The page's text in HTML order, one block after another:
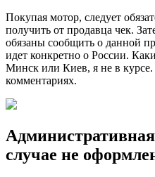
Покупая мотор, следует
получить от продавца чек.
обязаны сообщить о данной
идет конкретно о России.
Минск или Киев, я не в
комментариях.
случае не